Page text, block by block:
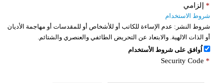
إلزامي *
شروط الاستخدام
شروط النشر: عدم الإساءة للكاتب أو للأشخاص أو للمقدسات أو مهاجمة الأديان
أو الذات الالهية. والابتعاد عن التحريض الطائفي والعنصري والشتائم.
اُوافق على شروط الأستخدام
Security Code *